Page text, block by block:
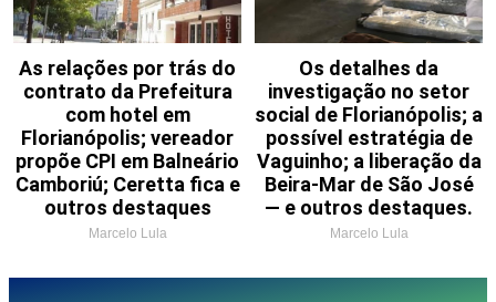
As relações por trás do
contrato da Prefeitura
com hotel em
Florianópolis; vereador
propõe CPI em Balneário
Camboriú; Ceretta fica e
outros destaques
Marcelo Lula
Os detalhes da
investigação no setor
social de Florianópolis; a
possível estratégia de
Vaguinho; a liberação da
Beira-Mar de São José
— e outros destaques.
Marcelo Lula